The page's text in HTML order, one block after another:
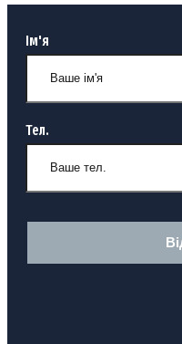
Ім'я
Тел.